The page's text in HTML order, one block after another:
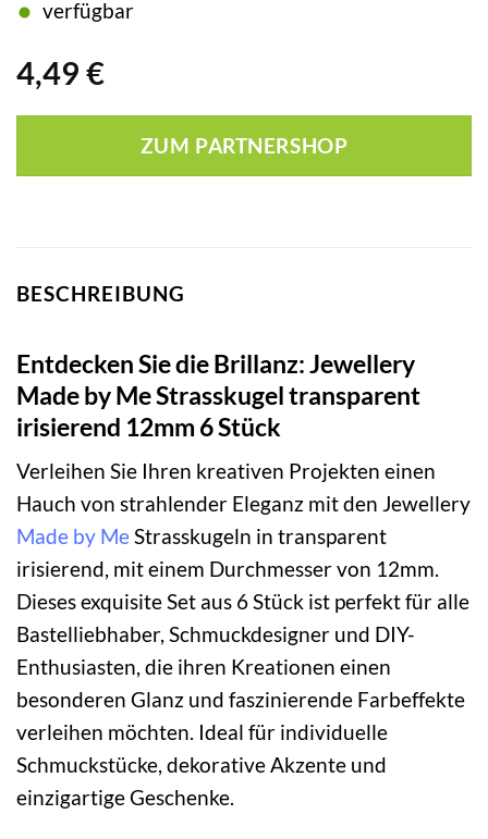
4,49 €
verfügbar
ZUM PARTNERSHOP
BESCHREIBUNG
Entdecken Sie die Brillanz: Jewellery
Made by Me Strasskugel transparent
irisierend 12mm 6 Stück
Verleihen Sie Ihren kreativen Projekten einen
Hauch von strahlender Eleganz mit den Jewellery
Made by MeStrasskugeln in transparent
irisierend, mit einem Durchmesser von 12mm.
Dieses exquisite Set aus 6 Stück ist perfekt für alle
Bastelliebhaber, Schmuckdesigner und DIY-
Enthusiasten, die ihren Kreationen einen
besonderen Glanz und faszinierende Farbeffekte
verleihen möchten. Ideal für individuelle
Schmuckstücke, dekorative Akzente und
einzigartige Geschenke.